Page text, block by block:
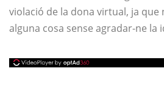
violació de la dona virtual, ja que
alguna cosa sense agradar-ne la